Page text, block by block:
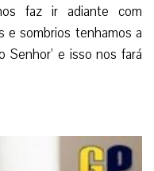
faz ir adiante com
e sombrios tenhamos a
Senhor’ e isso nos fará